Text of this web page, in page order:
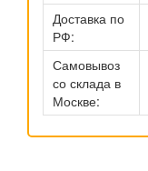
Доставка по
РФ:
Самовывоз
со склада в
Москве: